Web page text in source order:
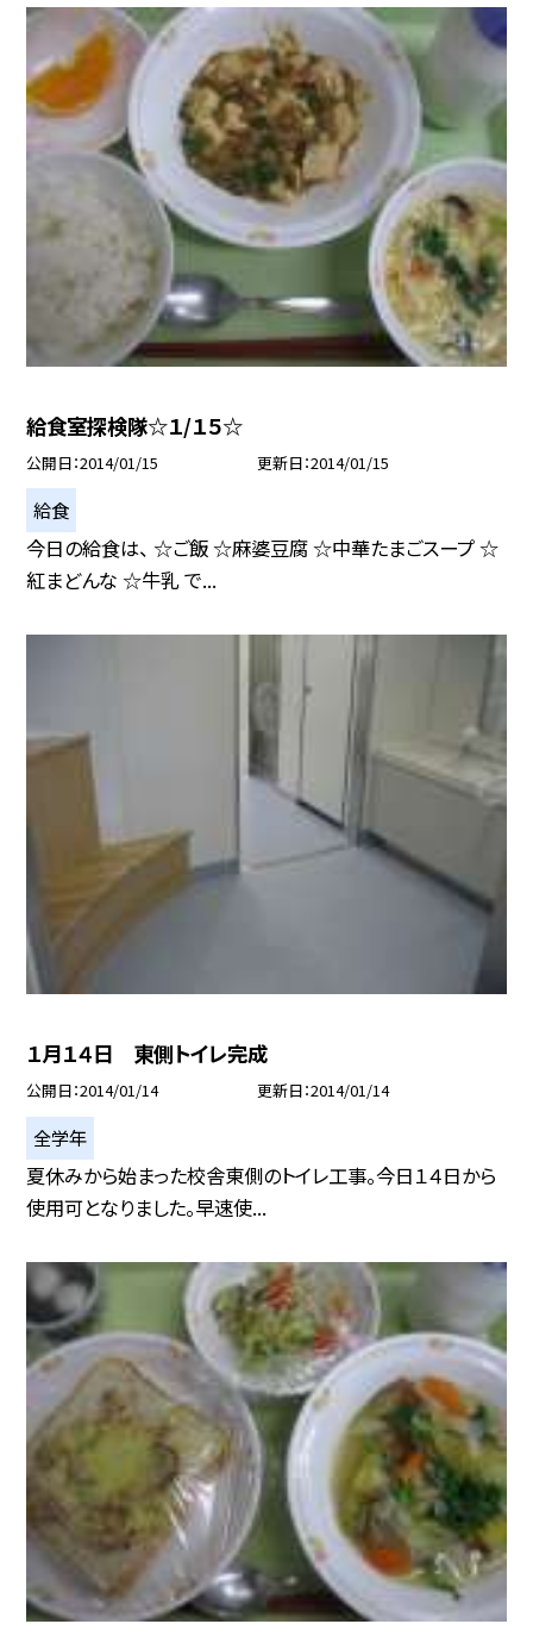
給食室探検隊☆１/１５☆
公開日 2014/01/15 更新日 2014/01/15
給食
今日の給食は、 ☆ご飯 ☆麻婆豆腐 ☆中華たまごスープ ☆
紅まどんな ☆牛乳 で...
１月１４日 東側トイレ完成
公開日 2014/01/14 更新日 2014/01/14
全学年
夏休みから始まった校舎東側のトイレ工事。今日１４日から
使用可となりました。早速使...